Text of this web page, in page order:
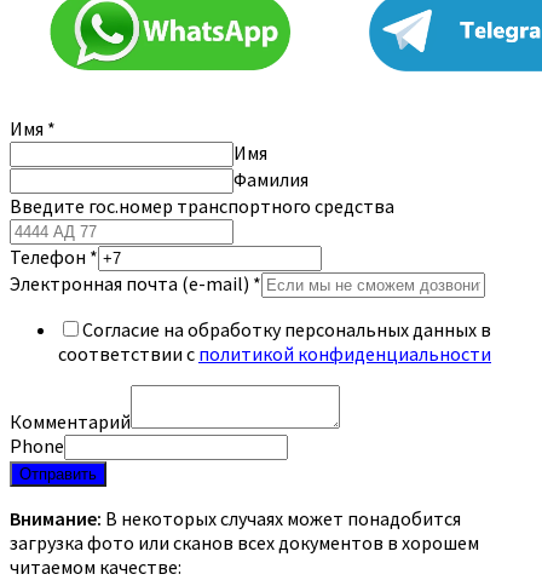
Имя *
Имя
Фамилия
Введите гос.номер транспортного средства
Телефон *
Электронная почта (e-mail) *
Согласие на обработку персональных данных в
соответствии с политикой конфиденциальности
Комментарий
Phone
Отправить
Внимание: В некоторых случаях может понадобится
загрузка фото или сканов всех документов в хорошем
читаемом качестве: